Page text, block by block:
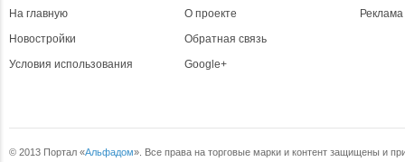
На главную
Новостройки
Условия использования
О проекте
Обратная связь
Google+
© 2013 Портал «Альфадом». Все права на торговые марки и контент защищены и